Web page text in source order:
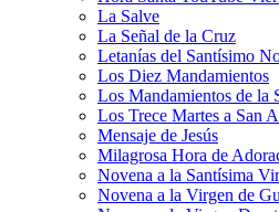
La Salve
La Señal de la Cruz
Letanías del Santísimo
Los Diez Mandamientos
Los Mandamientos de la
Los Trece Martes a San
Mensaje de Jesús
Milagrosa Hora de
Novena a la Santísima
Novena a la Virgen de